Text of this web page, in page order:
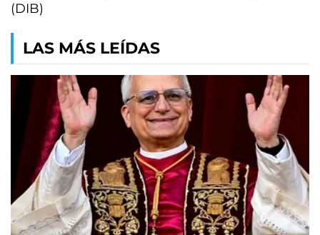
(DIB)
LAS MÁS LEÍDAS